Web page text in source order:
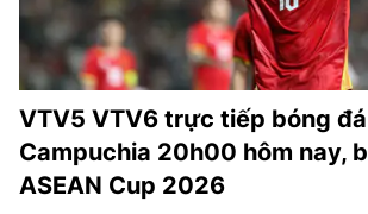
VTV5 VTV6 trực tiếp bóng
Campuchia 20h00 hôm nay,
ASEAN Cup 2026